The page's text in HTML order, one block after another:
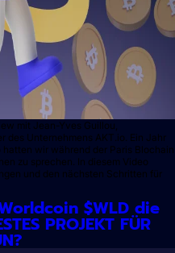
mit Jean-Yves Guillou,
des Unternehmens AKT.io. Ein Jahr
wir während der Paris Blochain
zu sprechen. In diesem Video
und den nächsten Schritten für
Worldcoin $WLD die
PROJEKT FÜR